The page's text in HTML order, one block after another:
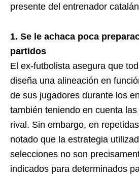
presente del entrenador
1. Se le achaca poca
partidos
El ex-futbolista asegura que
diseña una alineación en
de sus jugadores durante los
también teniendo en cuenta las
rival. Sin embargo, en
notado que la estrategia
selecciones no son
indicados para determinados